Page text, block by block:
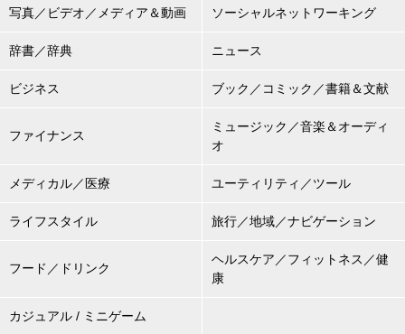
写真／ビデオ／メディア＆動画 ソーシャルネットワーキング
辞書／辞典 ニュース
ビジネス ブック／コミック／書籍＆文献
ファイナンス
ミュージック／音楽＆オーディ
オ
メディカル／医療 ユーティリティ／ツール
ライフスタイル 旅行／地域／ナビゲーション
フード／ドリンク
ヘルスケア／フィットネス／健
康
カジュアル / ミニゲーム